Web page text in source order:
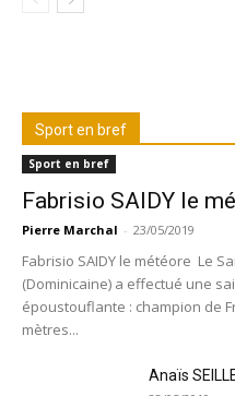
Sport en bref
Sport en bref
Fabrisio SAIDY le
Pierre Marchal - 23/05/2019
Fabrisio SAIDY le météore Le
(Dominicaine) a effectué une
époustouflante : champion de
mètres...
Anaïs